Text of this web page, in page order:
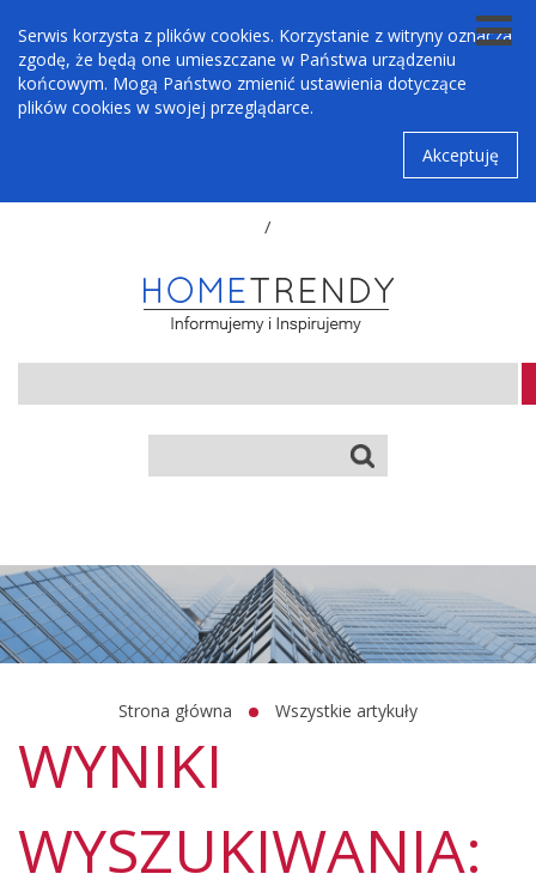
Serwis korzysta z plików cookies. Korzystanie z witryny oznacza
zgodę, że będą one umieszczane w Państwa urządzeniu
końcowym. Mogą Państwo zmienić ustawienia dotyczące
plików cookies w swojej przeglądarce.
Akceptuję
/
Strona główna Wszystkie artykuły
WYNIKI
WYSZUKIWANIA: